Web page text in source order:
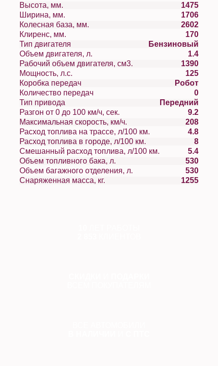
Высота, мм.
1475
Ширина, мм.
1706
Колесная база, мм.
2602
Клиренс, мм.
170
Тип двигателя
Бензиновый
Объем двигателя, л.
1.4
Рабочий объем двигателя, см3.
1390
Мощность, л.с.
125
Коробка передач
Робот
Количество передач
0
Тип привода
Передний
Разгон от 0 до 100 км/ч, сек.
9.2
Максимальная скорость, км/ч.
208
Расход топлива на трассе, л/100 км.
4.8
Расход топлива в городе, л/100 км.
8
Смешанный расход топлива, л/100 км.
5.4
Объем топливного бака, л.
530
Объем багажного отделения, л.
530
Снаряженная масса, кг.
1255